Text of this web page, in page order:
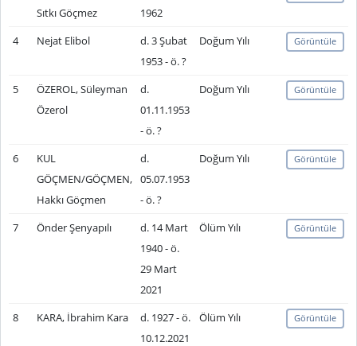
Sıtkı Göçmez
1962
4 Nejat Elibol
d. 3 Şubat
1953 - ö. ?
Doğum Yılı Görüntüle
5
ÖZEROL, Süleyman
Özerol
d.
01.11.1953
- ö. ?
Doğum Yılı Görüntüle
6
KUL
GÖÇMEN/GÖÇMEN,
Hakkı Göçmen
d.
05.07.1953
- ö. ?
Doğum Yılı Görüntüle
7 Önder Şenyapılı
d. 14 Mart
1940 - ö.
29 Mart
2021
Ölüm Yılı Görüntüle
8 KARA, İbrahim Kara
d. 1927 - ö.
10.12.2021
Ölüm Yılı Görüntüle